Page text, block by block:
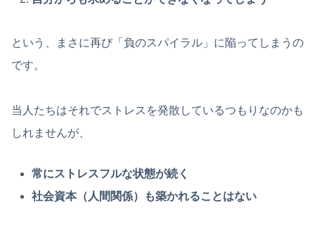
という、まさに再び「負のスパイラル」に陥ってしまうの
です。
当人たちはそれでストレスを発散しているつもりなのかも
しれませんが、
常にストレスフルな状態が続く
社会資本（人間関係）も築かれることはない